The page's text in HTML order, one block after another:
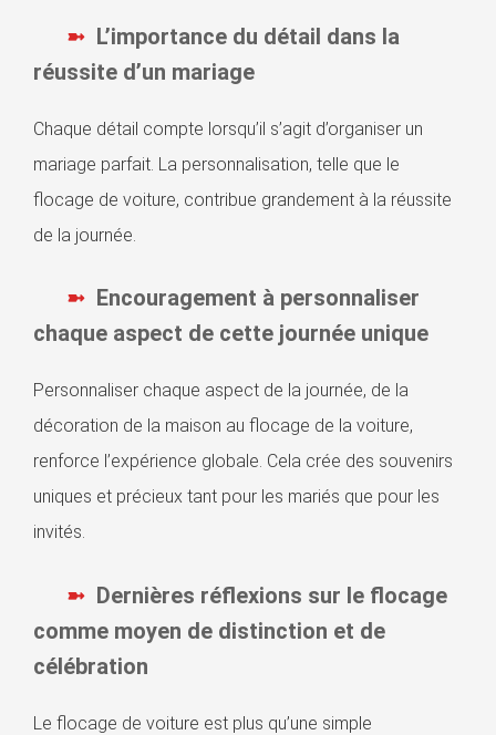
L’importance du détail dans la
réussite d’un mariage
Chaque détail compte lorsqu’il s’agit d’organiser un
mariage parfait. La personnalisation, telle que le
flocage de voiture, contribue grandement à la réussite
de la journée.
Encouragement à personnaliser
chaque aspect de cette journée unique
Personnaliser chaque aspect de la journée, de la
décoration de la maison au flocage de la voiture,
renforce l’expérience globale. Cela crée des souvenirs
uniques et précieux tant pour les mariés que pour les
invités.
Dernières réflexions sur le flocage
comme moyen de distinction et de
célébration
Le flocage de voiture est plus qu’une simple